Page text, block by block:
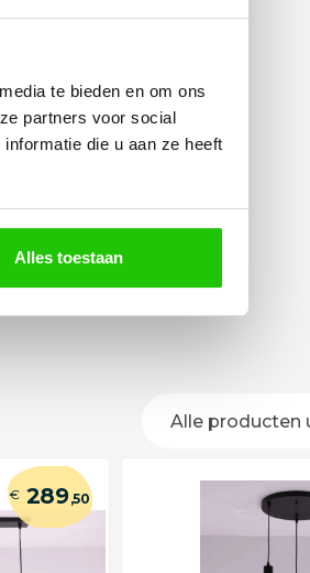
te bieden en om ons
partners voor social
die u aan ze heeft
Alles toestaan
Alle producten
€ 289,50